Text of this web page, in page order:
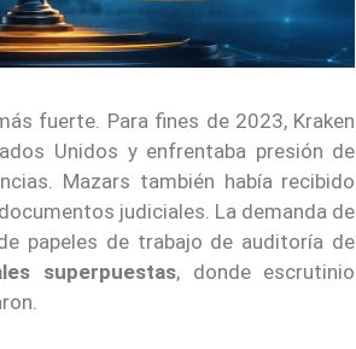
fuerte. Para fines de 2023, Kraken
Unidos y enfrentaba presión de
Mazars también había recibido
judiciales. La demanda de
papeles de trabajo de auditoría de
superpuestas, donde escrutinio